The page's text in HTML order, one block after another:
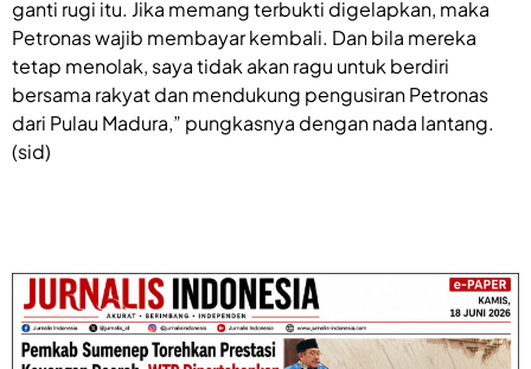
ganti rugi itu. Jika memang terbukti digelapkan, maka
Petronas wajib membayar kembali. Dan bila mereka
tetap menolak, saya tidak akan ragu untuk berdiri
bersama rakyat dan mendukung pengusiran Petronas
dari Pulau Madura,” pungkasnya dengan nada lantang.
(sid)